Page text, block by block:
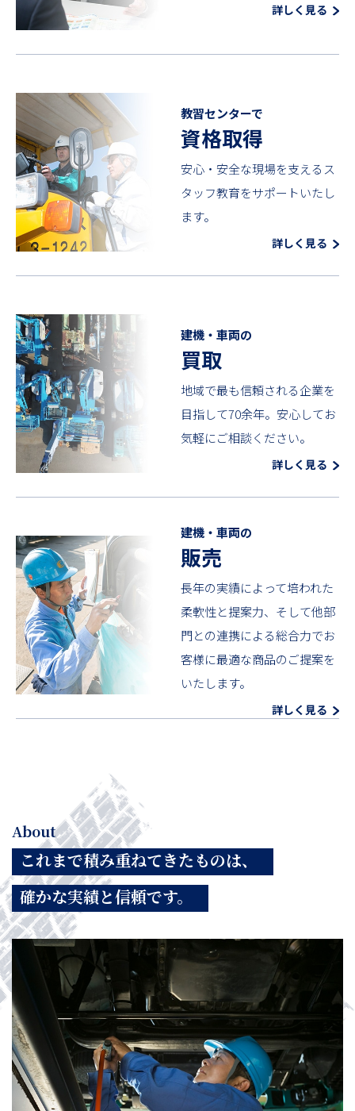
詳しく見る
教習センターで
資格取得
安心・安全な現場を支えるス
タッフ教育をサポートいたし
ます。
詳しく見る
建機・車両の
買取
地域で最も信頼される企業を
目指して70余年。安心してお
気軽にご相談ください。
詳しく見る
建機・車両の
販売
長年の実績によって培われた
柔軟性と提案力、そして他部
門との連携による総合力でお
客様に最適な商品のご提案を
いたします。
詳しく見る
About
これまで積み重ねてきたものは、
確かな実績と信頼です。